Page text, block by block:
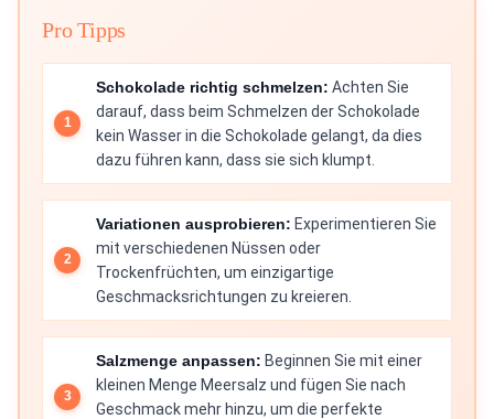
Pro Tipps
Schokolade richtig schmelzen: Achten Sie
darauf, dass beim Schmelzen der Schokolade
kein Wasser in die Schokolade gelangt, da dies
dazu führen kann, dass sie sich klumpt.
Variationen ausprobieren: Experimentieren Sie
mit verschiedenen Nüssen oder
Trockenfrüchten, um einzigartige
Geschmacksrichtungen zu kreieren.
Salzmenge anpassen: Beginnen Sie mit einer
kleinen Menge Meersalz und fügen Sie nach
Geschmack mehr hinzu, um die perfekte